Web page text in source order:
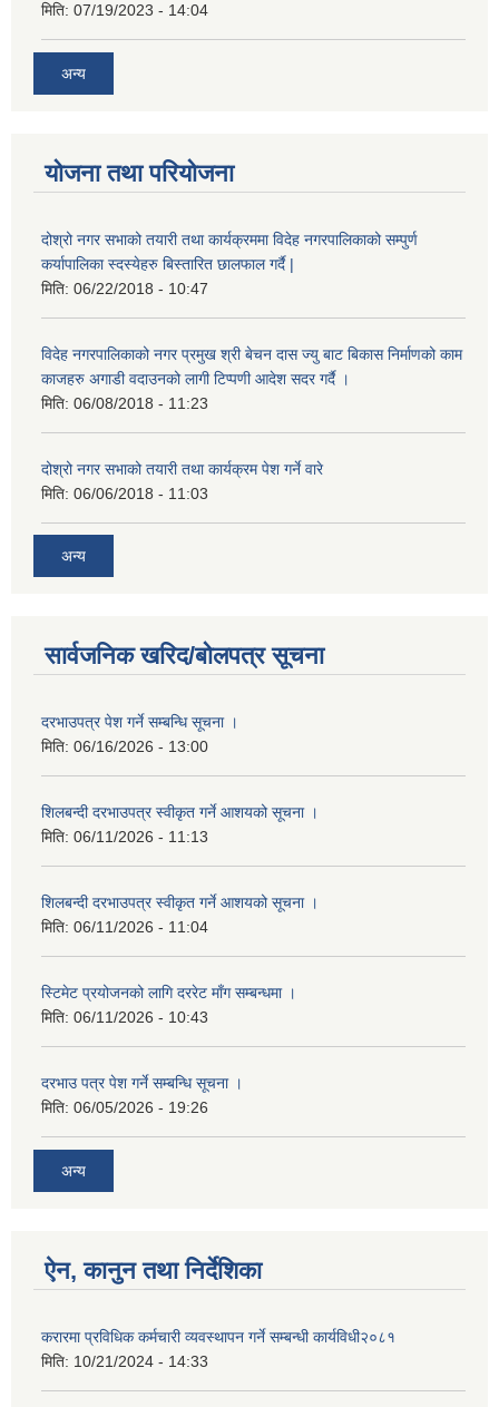
मिति: 07/19/2023 - 14:04
अन्य
योजना तथा परियोजना
दोश्रो नगर सभाको तयारी तथा कार्यक्रममा विदेह नगरपालिकाको सम्पुर्ण
कर्यापालिका स्दस्येहरु बिस्तारित छालफाल गर्दै |
मिति: 06/22/2018 - 10:47
विदेह नगरपालिकाको नगर प्रमुख श्री बेचन दास ज्यु बाट बिकास निर्माणको काम
काजहरु अगाडी वदाउनको लागी टिप्पणी आदेश सदर गर्दै ।
मिति: 06/08/2018 - 11:23
दोश्रो नगर सभाको तयारी तथा कार्यक्रम पेश गर्ने वारे
मिति: 06/06/2018 - 11:03
अन्य
सार्वजनिक खरिद/बोलपत्र सूचना
दरभाउपत्र पेश गर्ने सम्बन्धि सूचना ।
मिति: 06/16/2026 - 13:00
शिलबन्दी दरभाउपत्र स्वीकृत गर्ने आशयको सूचना ।
मिति: 06/11/2026 - 11:13
शिलबन्दी दरभाउपत्र स्वीकृत गर्ने आशयको सूचना ।
मिति: 06/11/2026 - 11:04
स्टिमेट प्रयोजनको लागि दररेट माँग सम्बन्धमा ।
मिति: 06/11/2026 - 10:43
दरभाउ पत्र पेश गर्ने सम्बन्धि सूचना ।
मिति: 06/05/2026 - 19:26
अन्य
ऐन, कानुन तथा निर्देशिका
करारमा प्रविधिक कर्मचारी व्यवस्थापन गर्ने सम्बन्धी कार्यविधी२०८१
मिति: 10/21/2024 - 14:33